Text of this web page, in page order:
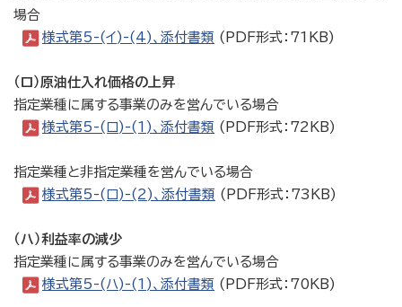
場合
様式第5-(イ)-(4)、添付書類 (PDF形式：71KB)
（ロ）原油仕入れ価格の上昇
指定業種に属する事業のみを営んでいる場合
様式第5-(ロ)-(1)、添付書類 (PDF形式：72KB)
指定業種と非指定業種を営んでいる場合
様式第5-(ロ)-(2)、添付書類 (PDF形式：73KB)
（ハ）利益率の減少
指定業種に属する事業のみを営んでいる場合
様式第5-(ハ)-(1)、添付書類 (PDF形式：70KB)